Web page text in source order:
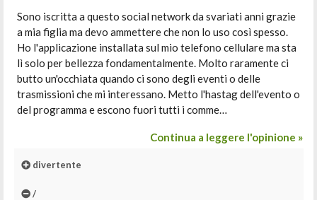
Sono iscritta a questo social network da svariati anni grazie
a mia figlia ma devo ammettere che non lo uso così spesso.
Ho l'applicazione installata sul mio telefono cellulare ma sta
lì solo per bellezza fondamentalmente. Molto raramente ci
butto un'occhiata quando ci sono degli eventi o delle
trasmissioni che mi interessano. Metto l'hastag dell'evento o
del programma e escono fuori tutti i comme…
Continua a leggere l'opinione »
divertente
/